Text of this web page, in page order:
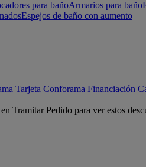
para bañoArmarios para baño
Espejos de baño con aumento
Tarjeta Conforama Financiación
Tramitar Pedido para ver estos